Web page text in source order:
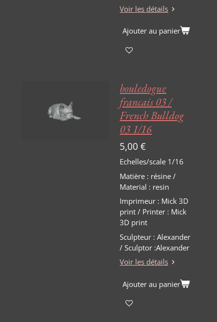
Voir les détails
Ajouter au panier
bouledogue
francais 03 /
French Bulldog
03 1/16
5,00 €
Echelles/scale 1/16
Matière : résine /
Material : resin
Imprimeur : Mick 3D
print / Printer : Mick
3D print
Sculpteur : Alexander
/ Sculptor :Alexander
Voir les détails
Ajouter au panier